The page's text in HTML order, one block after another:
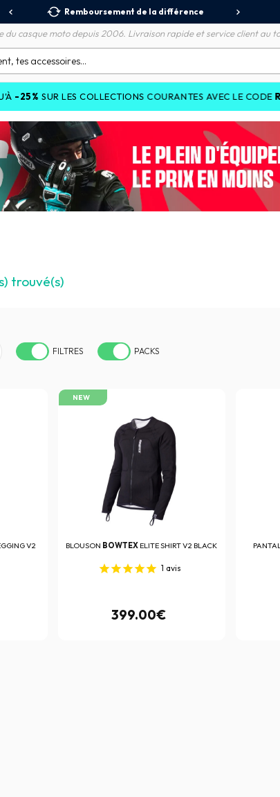
Remboursement de la différence
du casque moto depuis 2006. Livraison rapide et service client au
SUR LES COLLECTIONS COURANTES AVEC LE CODE
trouvé(s)
FILTRES PACKS
V2
NEW
BLOUSON BOWTEX ELITE SHIRT V2 BLACK
1 avis
399.00€